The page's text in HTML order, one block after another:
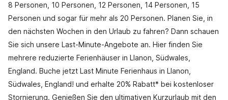
8 Personen, 10 Personen, 12 Personen, 14 Personen, 15
Personen und sogar für mehr als 20 Personen. Planen Sie, in
den nächsten Wochen in den Urlaub zu fahren? Dann schauen
Sie sich unsere Last-Minute-Angebote an. Hier finden Sie
mehrere reduzierte Ferienhäuser in Llanon, Südwales,
England. Buche jetzt Last Minute Ferienhaus in Llanon,
Südwales, England! und erhalte 20% Rabatt* bei kostenloser
Stornierung. Genießen Sie den ultimativen Kurzurlaub mit den